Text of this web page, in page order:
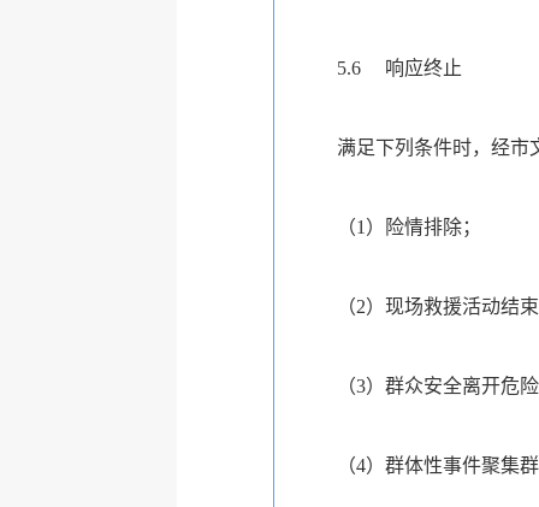
5.6响应终止
满足下列条件时，经市
（1）险情排除；
（2）现场救援活动结
（3）群众安全离开危
（4）群体性事件聚集